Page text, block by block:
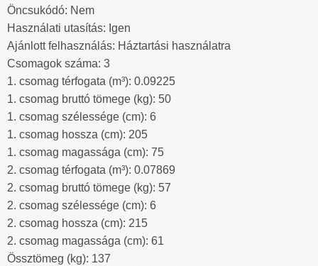
Öncsukódó: Nem
Használati utasítás: Igen
Ajánlott felhasználás: Háztartási használatra
Csomagok száma: 3
1. csomag térfogata (m³): 0.09225
1. csomag bruttó tömege (kg): 50
1. csomag szélessége (cm): 6
1. csomag hossza (cm): 205
1. csomag magassága (cm): 75
2. csomag térfogata (m³): 0.07869
2. csomag bruttó tömege (kg): 57
2. csomag szélessége (cm): 6
2. csomag hossza (cm): 215
2. csomag magassága (cm): 61
Össztömeg (kg): 137